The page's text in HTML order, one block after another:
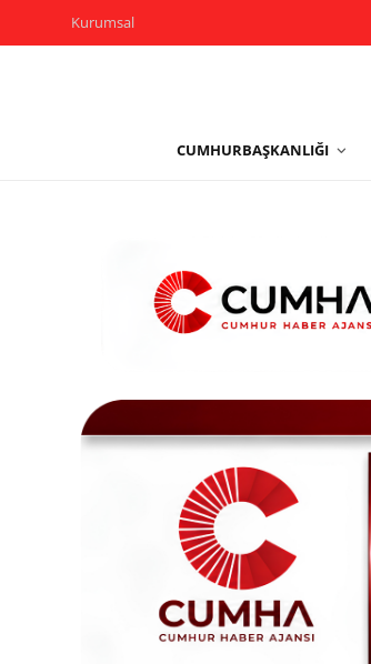
Kurumsal
CUMHURBAŞKANLIĞI
Yerel Yönetimler
Sivil Toplum Kuruluşları
Kamu Kurumları ve Üst Kurullar